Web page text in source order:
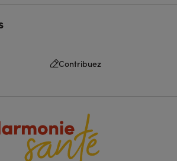
Contribuez